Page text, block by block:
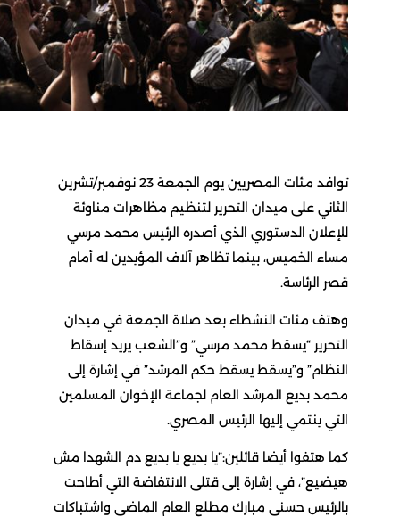
توافد مئات المصريين يوم الجمعة 23 نوفمبر/تشرين
الثاني على ميدان التحرير لتنظيم مظاهرات مناوئة
للإعلان الدستوري الذي أصدره الرئيس محمد مرسي
مساء الخميس، بينما تظاهر آلاف المؤيدين له أمام
قصر الرئاسة.
وهتف مئات النشطاء بعد صلاة الجمعة في ميدان
التحرير “يسقط محمد مرسي” و”الشعب يريد إسقاط
النظام” و”يسقط يسقط حكم المرشد” في إشارة إلى
محمد بديع المرشد العام لجماعة الإخوان المسلمين
التي ينتمي إليها الرئيس المصري.
كما هتفوا أيضا قائلين:”يا بديع يا بديع دم الشهدا مش
هيضيع”، في إشارة إلى قتلى الانتفاضة التي أطاحت
بالرئيس حسني مبارك مطلع العام الماضي واشتباكات